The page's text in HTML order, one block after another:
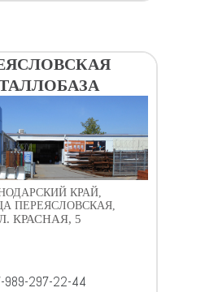
КРАЙ,
ПЕРЕЯСЛОВСКАЯ,
КРАСНАЯ, 5
989-297-22-44